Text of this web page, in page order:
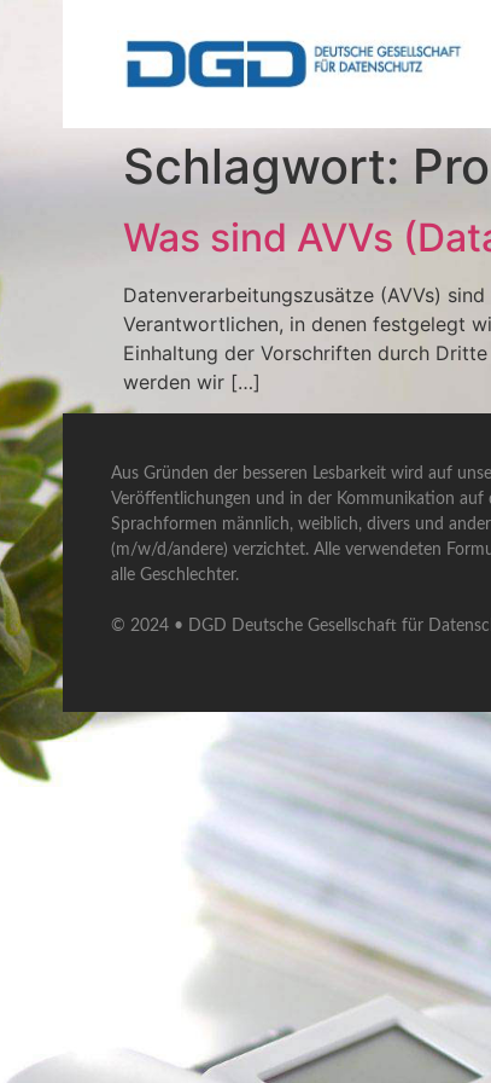
Schlagwort:
Was sind AVVs
Datenverarbeitungszusätze (AVVs)
Verantwortlichen, in denen festgelegt
Einhaltung der Vorschriften durch
werden wir […]
Aus Gründen der besseren Lesbarkeit wird auf
Veröffentlichungen und in der Kommunikation auf
Sprachformen männlich, weiblich, divers und
(m/w/d/andere) verzichtet. Alle verwendeten
alle Geschlechter.
© 2024 • DGD Deutsche Gesellschaft für